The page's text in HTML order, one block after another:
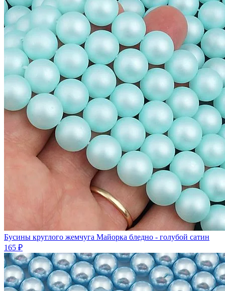
Бусины круглого жемчуга Майорка бледно - голубой сатин
165 ₽